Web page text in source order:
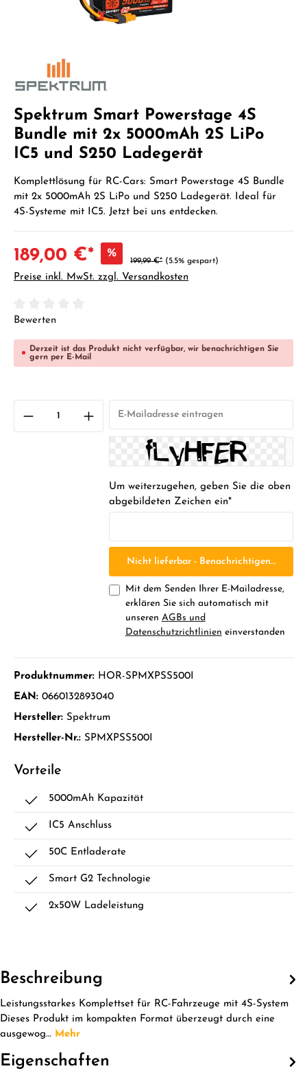
Spektrum Smart Powerstage 4S
Bundle mit 2x 5000mAh 2S LiPo
IC5 und S250 Ladegerät
Komplettlösung für RC-Cars: Smart Powerstage 4S Bundle
mit 2x 5000mAh 2S LiPo und S250 Ladegerät. Ideal für
4S-Systeme mit IC5. Jetzt bei uns entdecken.
189,00 €* %
199,99 €* (5.5% gespart)
Preise inkl. MwSt. zzgl. Versandkosten
Durchschnittliche Bewertung von 0 von 5 Sternen
Bewerten
Derzeit ist das Produkt nicht verfügbar, wir benachrichtigen Sie
gern per E-Mail
Um weiterzugehen, geben Sie die oben
abgebildeten Zeichen ein*
Nicht lieferbar - Benachrichtigen Sie
Mit dem Senden Ihrer E-Mailadresse,
erklären Sie sich automatisch mit
unseren AGBs und
Datenschutzrichtlinien einverstanden
Produktnummer: HOR-SPMXPSS500I
EAN: 0660132893040
Hersteller: Spektrum
Hersteller-Nr.: SPMXPSS500I
Vorteile
5000mAh Kapazität
IC5 Anschluss
50C Entladerate
Smart G2 Technologie
2x50W Ladeleistung
Beschreibung
Leistungsstarkes Komplettset für RC-Fahrzeuge mit 4S-System
Dieses Produkt im kompakten Format überzeugt durch eine
ausgewog… Mehr
Eigenschaften